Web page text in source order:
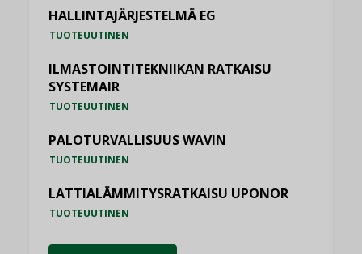
HALLINTAJÄRJESTELMÄ EG
TUOTEUUTINEN
ILMASTOINTITEKNIIKAN RATKAISU
SYSTEMAIR
TUOTEUUTINEN
PALOTURVALLISUUS WAVIN
TUOTEUUTINEN
LATTIALÄMMITYSRATKAISU UPONOR
TUOTEUUTINEN